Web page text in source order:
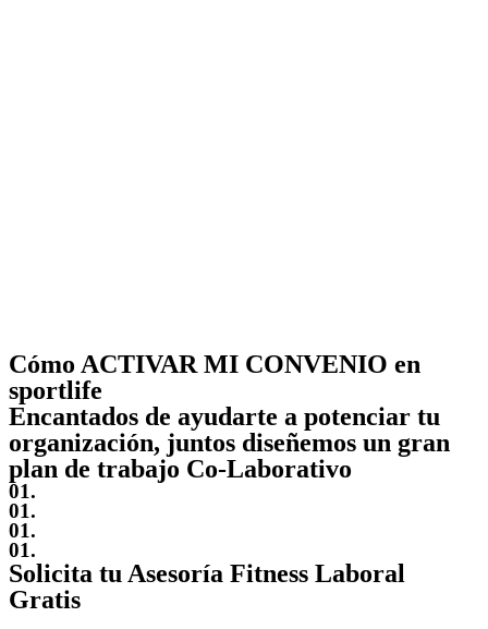
Cómo ACTIVAR MI CONVENIO en
sportlife
Encantados de ayudarte a potenciar tu
organización, juntos diseñemos un gran
plan de trabajo Co-Laborativo
01.
01.
01.
01.
Solicita tu Asesoría Fitness Laboral
Gratis